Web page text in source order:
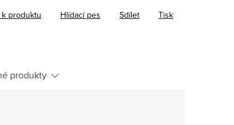
Tisk
k produktu Hlídací pes Sdílet
produkty